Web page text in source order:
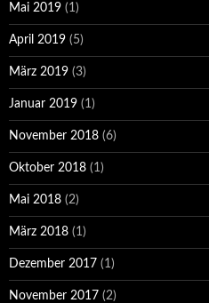
Mai 2019 (1)
April 2019 (5)
März 2019 (3)
Januar 2019 (1)
November 2018 (6)
Oktober 2018 (1)
Mai 2018 (2)
März 2018 (1)
Dezember 2017 (1)
November 2017 (2)